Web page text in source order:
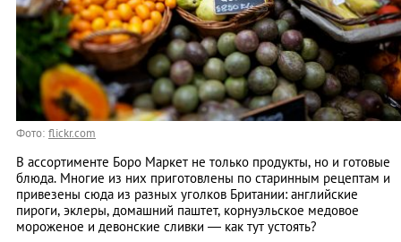
Фото: flickr.com
В ассортименте Боро Маркет не только продукты, но и готовые
блюда. Многие из них приготовлены по старинным рецептам и
привезены сюда из разных уголков Британии: английские
пироги, эклеры, домашний паштет, корнуэльское медовое
мороженое и девонские сливки — как тут устоять?